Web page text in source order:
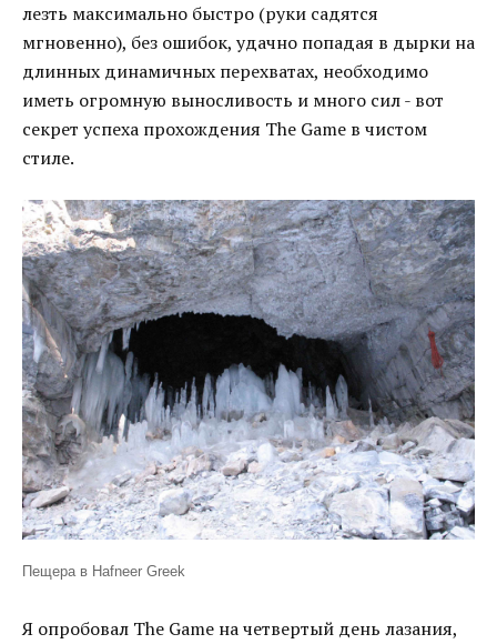
лезть максимально быстро (руки садятся
мгновенно), без ошибок, удачно попадая в дырки на
длинных динамичных перехватах, необходимо
иметь огромную выносливость и много сил - вот
секрет успеха прохождения The Game в чистом
стиле.
Пещера в Hafneer Greek
Я опробовал The Game на четвертый день лазания,